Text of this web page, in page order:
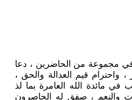
مجموعة من الحاضرين ، دعا
، واحترام قيم العدالة والحق ،
مائدة الله العامرة بما لذ
والنعم ، صفق له الحاصرون